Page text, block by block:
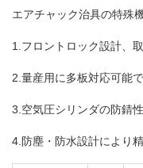
エアチャック治具の特殊
1.フロントロック設計、
2.量産用に多板対応可能で
3.空気圧シリンダの防錆
4.防塵・防水設計により